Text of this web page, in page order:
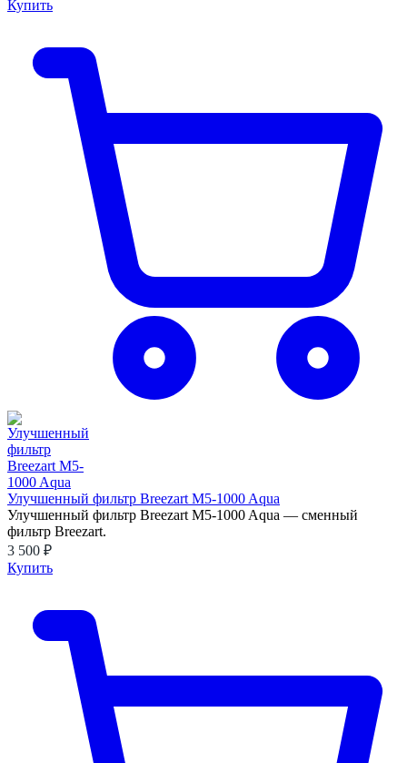
Купить
Улучшенный фильтр Breezart M5-1000 Aqua
Улучшенный фильтр Breezart M5-1000 Aqua — сменный
фильтр Breezart.
3 500 ₽
Купить